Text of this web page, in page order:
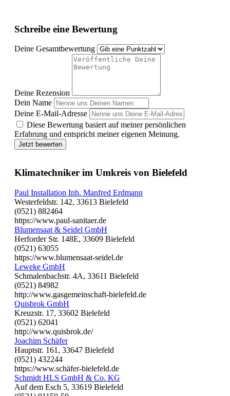
Schreibe eine Bewertung
Deine Gesamtbewertung
Deine Rezension
Dein Name
Deine E-Mail-Adresse
Diese Bewertung basiert auf meiner persönlichen
Erfahrung und entspricht meiner eigenen Meinung.
Jetzt bewerten
Klimatechniker im Umkreis von Bielefeld
Paul Installation Inh. Manfred Erdmann
Westerfeldstr. 142, 33613 Bielefeld
(0521) 882464
https://www.paul-sanitaer.de
Blumensaat & Seidel GmbH
Herforder Str. 148E, 33609 Bielefeld
(0521) 63055
https://www.blumensaat-seidel.de
Leweke GmbH
Schmalenbachstr. 4A, 33611 Bielefeld
(0521) 84982
http://www.gasgemeinschaft-bielefeld.de
Quisbrok GmbH
Kreuzstr. 17, 33602 Bielefeld
(0521) 62041
http://www.quisbrok.de/
Joachim Schäfer
Hauptstr. 161, 33647 Bielefeld
(0521) 432244
https://www.schäfer-bielefeld.de
Schmidt HLS GmbH & Co. KG
Auf dem Esch 5, 33619 Bielefeld